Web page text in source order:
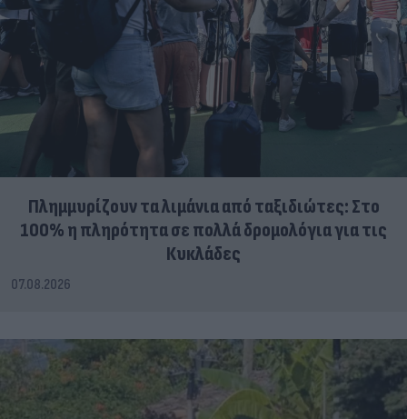
Πλημμυρίζουν τα λιμάνια από ταξιδιώτες: Στο
100% η πληρότητα σε πολλά δρομολόγια για τις
Κυκλάδες
07.08.2026